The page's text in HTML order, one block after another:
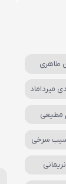
طاهری
میرداماد
مطیعی
سرخی